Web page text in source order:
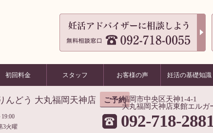
初回料金 スタッフ お客様の声 妊活の基礎知識
んどう 大丸福岡天神店 ご予約
3火曜
福岡市中央区天神1-4-1
大丸福岡天神店東館エルガ
092-718-